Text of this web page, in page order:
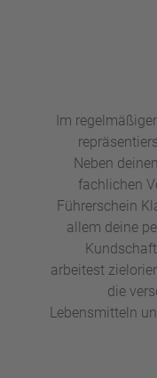
Im
Neben
fachlichen
Führerschein
allem deine
arbeitest
die
Lebensmitteln